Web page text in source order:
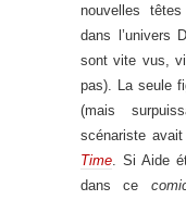
nouvelles
dans l’univers
sont vite vus,
pas). La seule
(mais
scénariste
Time . Si Aide
dans ce